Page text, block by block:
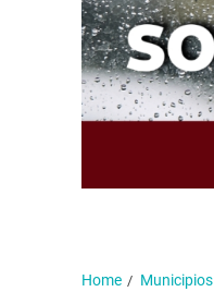
Home Municipios